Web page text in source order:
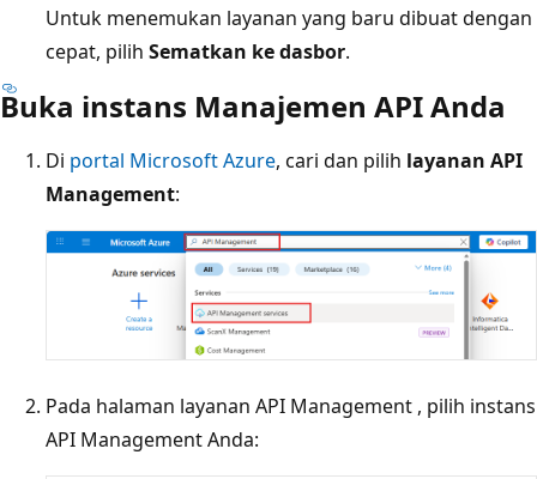
Untuk menemukan layanan yang baru dibuat dengan
cepat, pilih Sematkan ke dasbor.
Buka instans Manajemen API Anda
Di portal Microsoft Azure, cari dan pilih layanan API
Management:
Pada halaman layanan API Management , pilih instans
API Management Anda: